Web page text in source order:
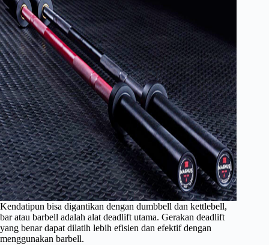
Kendatipun bisa digantikan dengan dumbbell dan kettlebell,
bar atau barbell adalah alat deadlift utama. Gerakan deadlift
yang benar dapat dilatih lebih efisien dan efektif dengan
menggunakan barbell.